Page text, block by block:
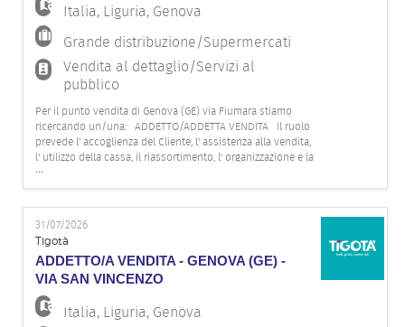
DE
ES
PT
Italia, Liguria, Genova
Grande distribuzione/Supermercati
Vendita al dettaglio/Servizi al
pubblico
Per il punto vendita di Genova (GE) via Fiumara stiamo
ricercando un/una: ADDETTO/ADDETTA VENDITA Il ruolo
prevede l' accoglienza del Cliente, l' assistenza alla vendita,
l' utilizzo della cassa, il riassortimento, l' organizzazione e la
cura degli spazi espositivi e del magazzino. Il profilo ideale
dovrebbe possedere le seguenti caratt
...
31/07/2026
Tigotà
ADDETTO/A VENDITA - GENOVA (GE) -
VIA SAN VINCENZO
Italia, Liguria, Genova